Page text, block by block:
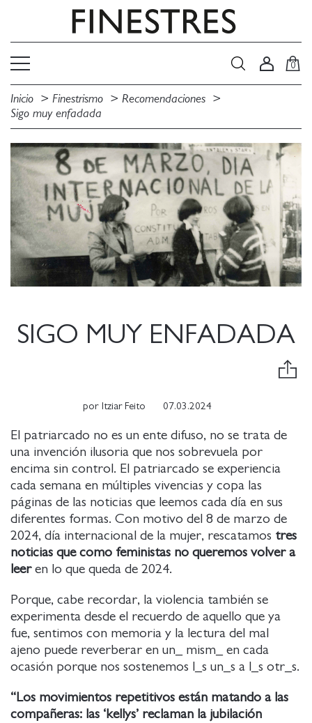
0
Inicio Finestrismo
Recomendaciones
Sigo muy enfadada
SIGO MUY ENFADADA
por Itziar Feito 07.03.2024
El patriarcado no es un ente difuso, no se trata de
una invención ilusoria que nos sobrevuela por
encima sin control. El patriarcado se experiencia
cada semana en múltiples vivencias y copa las
páginas de las noticias que leemos cada día en sus
diferentes formas. Con motivo del 8 de marzo de
2024, día internacional de la mujer, rescatamos tres
noticias que como feministas no queremos volver a
leeren lo que queda de 2024.
Porque, cabe recordar, la violencia también se
experimenta desde el recuerdo de aquello que ya
fue, sentimos con memoria y la lectura del mal
ajeno puede reverberar en un_ mism_ en cada
ocasión porque nos sostenemos l_s un_s a l_s otr_s.
“Los movimientos repetitivos están matando a las
compañeras: las ‘kellys’ reclaman la jubilación